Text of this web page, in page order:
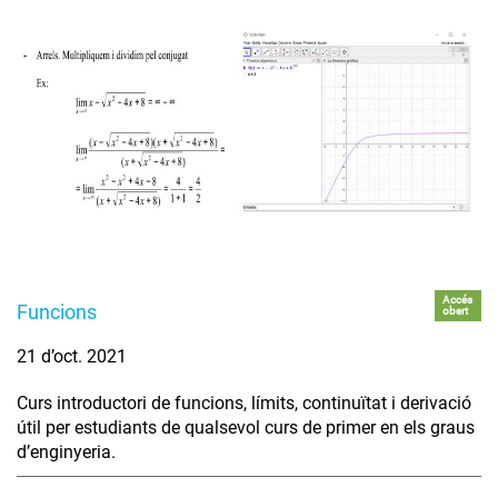
Funcions
Accés
obert
21 d’oct. 2021
Curs introductori de funcions, límits, continuïtat i derivació
útil per estudiants de qualsevol curs de primer en els graus
d’enginyeria.